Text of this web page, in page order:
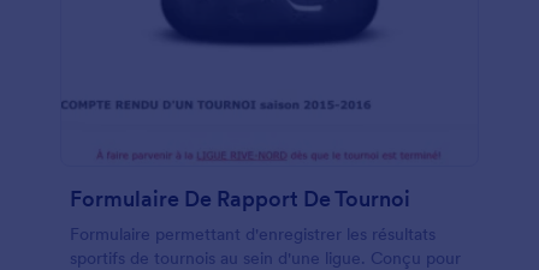
Formulaire De Rapport De Tournoi
Formulaire permettant d'enregistrer les résultats
sportifs de tournois au sein d'une ligue. Conçu pour